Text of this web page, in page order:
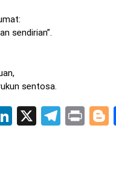
sendirian”.
sentosa.
LinkedIn
X